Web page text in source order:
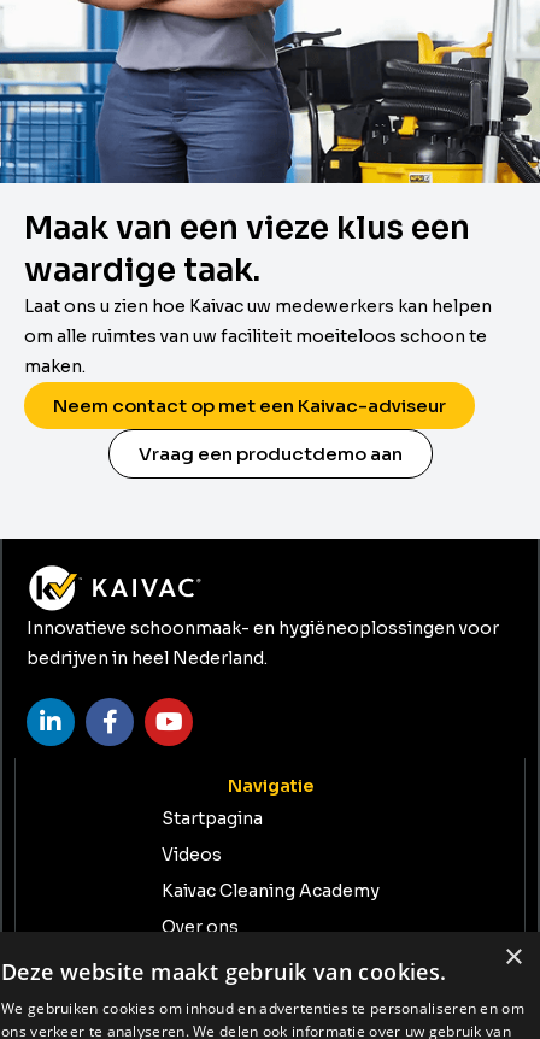
Maak van een vieze klus een
waardige taak.
Laat ons u zien hoe Kaivac uw medewerkers kan helpen
om alle ruimtes van uw faciliteit moeiteloos schoon te
maken.
Neem contact op met een Kaivac-adviseur
Vraag een productdemo aan
Innovatieve schoonmaak- en hygiëneoplossingen voor
bedrijven in heel Nederland.
Navigatie
Startpagina
Videos
Kaivac Cleaning Academy
Over ons
Contact
Neem contact met ons op
×
Deze website maakt gebruik van cookies.
We gebruiken cookies om inhoud en advertenties te personaliseren en om
ons verkeer te analyseren. We delen ook informatie over uw gebruik van